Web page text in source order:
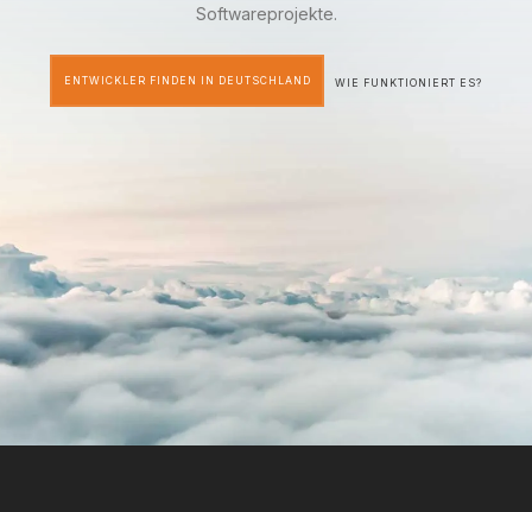
Softwareprojekte.
ENTWICKLER FINDEN IN DEUTSCHLAND WIE FUNKTIONIERT ES?